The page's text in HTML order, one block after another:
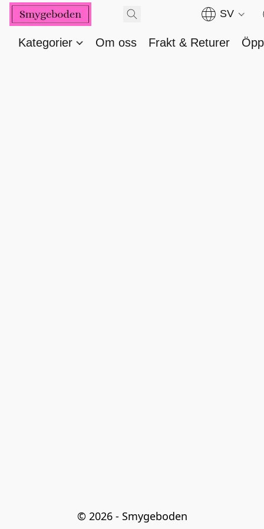
SV
Kategorier Om oss Frakt & Returer
© 2026 - Smygeboden